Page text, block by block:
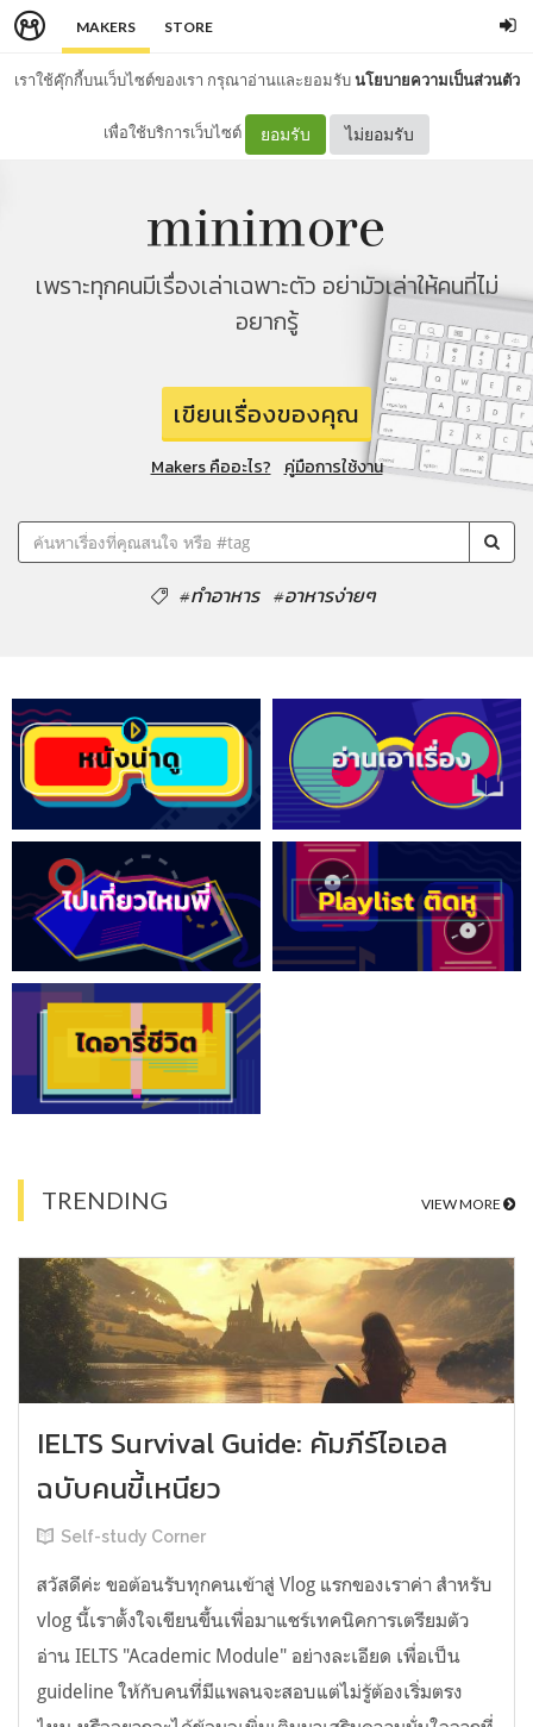
MAKERS STORE
เราใช้คุ๊กกี้บนเว็บไซต์ของเรา กรุณาอ่านและยอมรับนโยบายความเป็นส่วนตัว
เพื่อใช้บริการเว็บไซต์ ยอมรับ ไม่ยอมรับ
เพราะทุกคนมีเรื่องเล่าเฉพาะตัว อย่ามัวเล่าให้คนที่ไม่
อยากรู้
เขียนเรื่องของคุณ
Makers คืออะไร? คู่มือการใช้งาน
#ทำอาหาร #อาหารง่ายๆ
TRENDING VIEW MORE
IELTS Survival Guide: คัมภีร์ไอเอล
ฉบับคนขี้เหนียว
Self-study Corner
สวัสดีค่ะ ขอต้อนรับทุกคนเข้าสู่ Vlog แรกของเราค่า สำหรับ
vlog นี้เราตั้งใจเขียนขึ้นเพื่อมาแชร์เทคนิคการเตรียมตัว
อ่าน IELTS "Academic Module" อย่างละเอียด เพื่อเป็น
guideline ให้กับคนที่มีแพลนจะสอบแต่ไม่รู้ต้องเริ่มตรง